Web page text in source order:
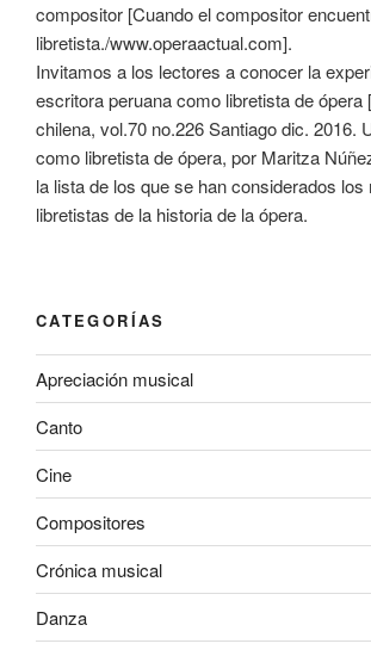
compositor [Cuando el compositor
libretista./www.operaactual.com].
Invitamos a los lectores a conocer la
escritora peruana como libretista de
chilena, vol.70 no.226 Santiago dic. 2016.
como libretista de ópera, por Maritza
la lista de los que se han considerados los
libretistas de la historia de la ópera.
CATEGORÍAS
Apreciación musical
Canto
Cine
Compositores
Crónica musical
Danza